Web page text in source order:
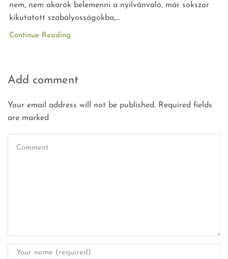
nem, nem akarok belemenni a nyilvánvaló, már sokszor
kikutatott szabályosságokba,...
Continue Reading
Add comment
Your email address will not be published. Required fields
are marked